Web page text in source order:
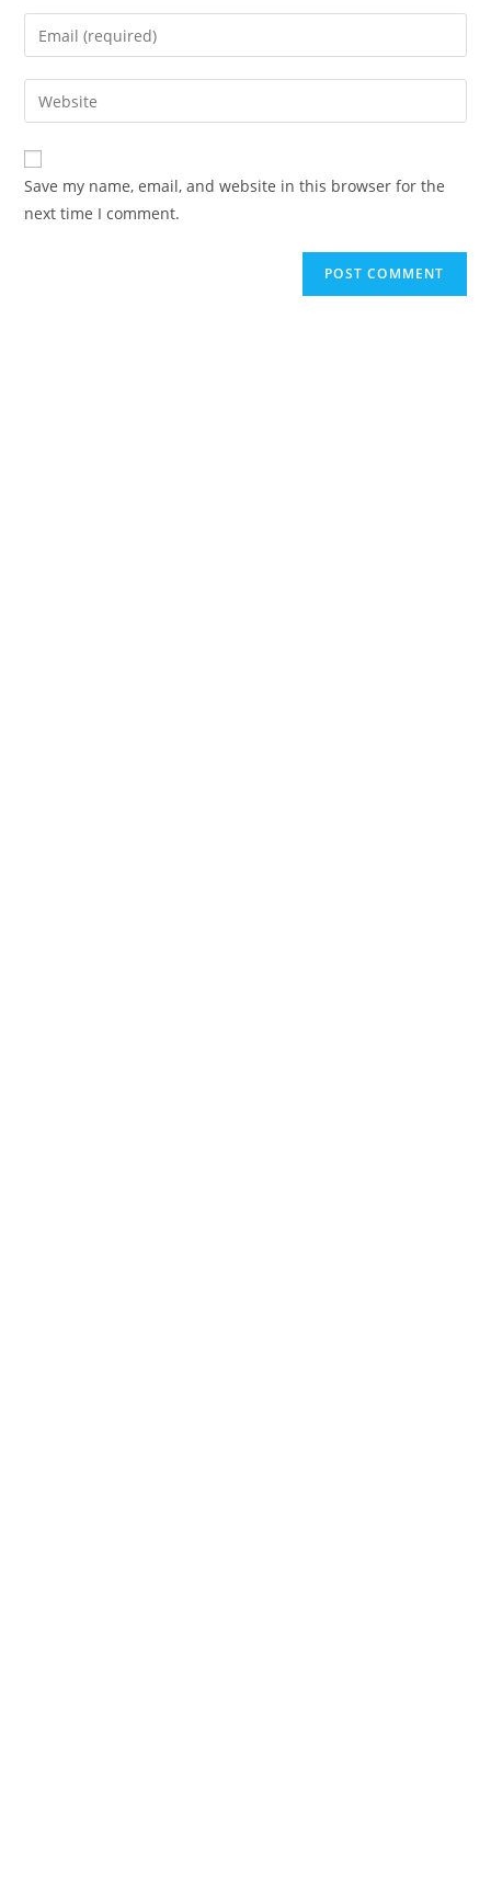
name
comment
Enter
your
email
address
comment
Enter
your
website
URL
(optional)
Save my name, email, and website in this browser for the
next time I comment.